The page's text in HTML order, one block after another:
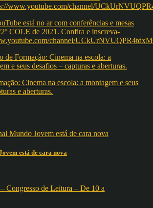
está no ar com conferências e mesas
COLE de 2021. Confira e inscreva-
channel/
Cinema na escola: a montagem e seus
e aberturas.
está de cara nova